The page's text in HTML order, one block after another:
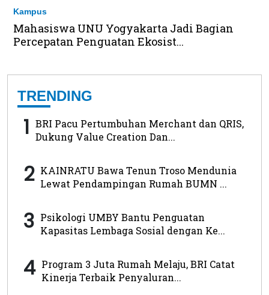
Kampus
Mahasiswa UNU Yogyakarta Jadi Bagian
Percepatan Penguatan Ekosist...
TRENDING
1 BRI Pacu Pertumbuhan Merchant dan QRIS,
Dukung Value Creation Dan...
2 KAINRATU Bawa Tenun Troso Mendunia
Lewat Pendampingan Rumah BUMN ...
3 Psikologi UMBY Bantu Penguatan
Kapasitas Lembaga Sosial dengan Ke...
4 Program 3 Juta Rumah Melaju, BRI Catat
Kinerja Terbaik Penyaluran...